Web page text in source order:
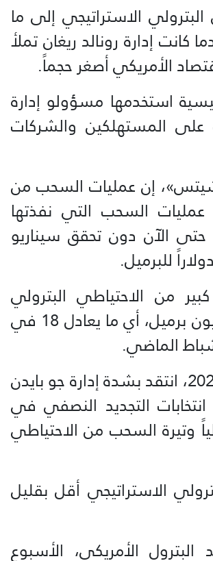
الاستراتيجي إلى ما
الحالي في يوليو/تموز 1983، عندما كانت إدارة رونالد ريغان تملأ
الأمريكي أصغر حجماً.
استخدمها مسؤولو إدارة
على المستهلكين والشركات
إن عمليات السحب من
عمليات السحب التي نفذتها
الآن دون تحقق سيناريو
من الاحتياطي البترولي
الاستراتيجي، إذ انخفض المخزون بمقدار 75 مليون برميل، أي ما يعادل 18 في
شباط الماضي.
وعندما أعلن دونالد ترامب ترشحه للرئاسة عام 2022، انتقد بشدة إدارة جو بايدن
التجديد النصفي في
وتيرة السحب من الاحتياطي
الاستراتيجي أقل بقليل
الأمريكي، الأسبوع